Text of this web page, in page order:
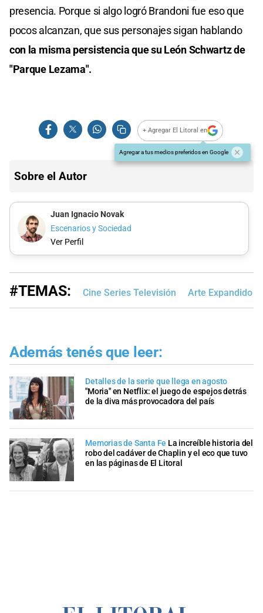
presencia. Porque si algo logró Brandoni fue eso que
pocos alcanzan, que sus personajes sigan hablando
con la misma persistencia que su León Schwartz de
"Parque Lezama".
+ Agregar El Litoral en
Agregar a tus medios preferidos en Google
Sobre el Autor
Juan Ignacio Novak
Escenarios y Sociedad
Ver Perfil
#TEMAS: Cine Series Televisión Arte Expandido
Además tenés que leer:
Detalles de la serie que llega en agosto
"Moria" en Netflix: el juego de espejos detrás
de la diva más provocadora del país
Memorias de Santa Fe La increíble historia del
robo del cadáver de Chaplin y el eco que tuvo
en las páginas de El Litoral